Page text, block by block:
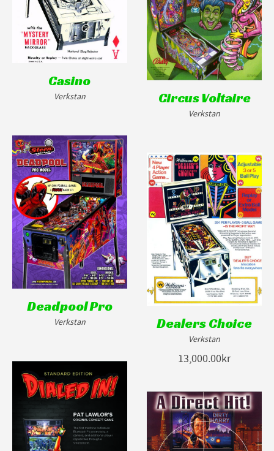
Casino
Verkstan Circus Voltaire
Verkstan
Deadpool Pro
Verkstan Dealers Choice
Verkstan
13,000.00kr